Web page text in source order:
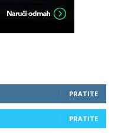
PRATITE
PRATITE